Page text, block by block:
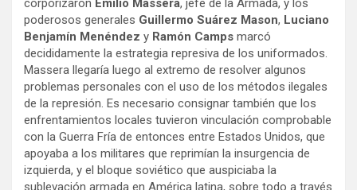
corporizaron Emilio Massera, jefe de la Armada, y los
poderosos generales Guillermo Suárez Mason, Luciano
Benjamín Menéndez y Ramón Camps marcó
decididamente la estrategia represiva de los uniformados.
Massera llegaría luego al extremo de resolver algunos
problemas personales con el uso de los métodos ilegales
de la represión. Es necesario consignar también que los
enfrentamientos locales tuvieron vinculación comprobable
con la Guerra Fría de entonces entre Estados Unidos, que
apoyaba a los militares que reprimían la insurgencia de
izquierda, y el bloque soviético que auspiciaba la